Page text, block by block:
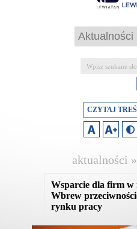
CZYTAJ
aktualności
Wsparcie dla firm
Wbrew
rynku pracy